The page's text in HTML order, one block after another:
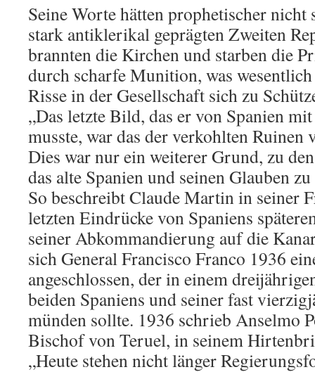
Seine Worte hätten prophetischer nicht
stark antiklerikal geprägten Zweiten
brannten die Kirchen und starben die
durch scharfe Munition, was
Risse in der Gesellschaft sich zu
„Das letzte Bild, das er von Spanien
musste, war das der verkohlten Ruinen
Dies war nur ein weiterer Grund, zu
das alte Spanien und seinen Glauben
So beschreibt Claude Martin in seiner
letzten Eindrücke von Spaniens
seiner Abkommandierung auf die
sich General Francisco Franco 1936
angeschlossen, der in einem
beiden Spaniens und seiner fast
münden sollte. 1936 schrieb Anselmo
Bischof von Teruel, in seinem
„Heute stehen nicht länger